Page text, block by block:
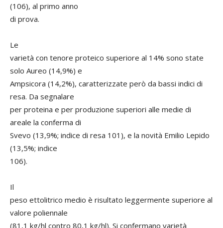
(106), al primo anno
di prova.
Le
varietà con tenore proteico superiore al 14% sono state
solo Aureo (14,9%) e
Ampsicora (14,2%), caratterizzate però da bassi indici di
resa. Da segnalare
per proteina e per produzione superiori alle medie di
areale la conferma di
Svevo (13,9%; indice di resa 101), e la novità Emilio Lepido
(13,5%; indice
106).
Il
peso ettolitrico medio è risultato leggermente superiore al
valore poliennale
(81,1 kg/hl contro 80,1 kg/hl). Si confermano varietà